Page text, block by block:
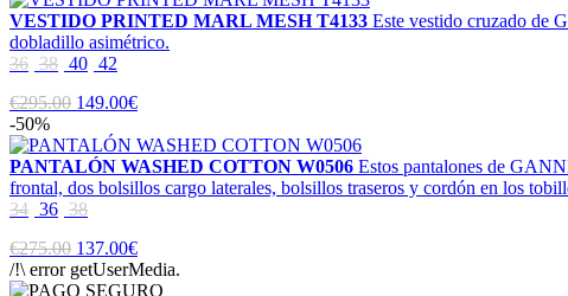
VESTIDO PRINTED MARL MESH T4133 Este vestido cruzado de
dobladillo asimétrico.
36 38 40 42
€295.00 149.00€
-50%
PANTALÓN WASHED COTTON W0506 Estos pantalones de
frontal, dos bolsillos cargo laterales, bolsillos traseros y cordón en los
34 36 38
€275.00 137.00€
/!\ error getUserMedia.